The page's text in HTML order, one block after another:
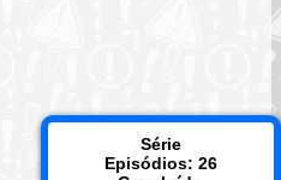
Série
Episódios: 26